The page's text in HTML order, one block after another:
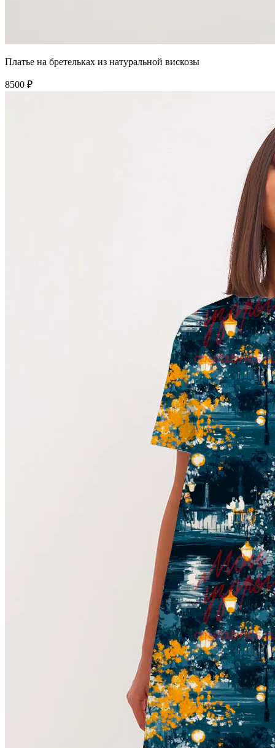
Платье на бретельках из натуральной вискозы
8500 ₽